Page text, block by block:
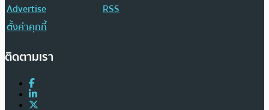
Advertise
RSS
ตั้งค่าคุกกี้
ติดตามเรา